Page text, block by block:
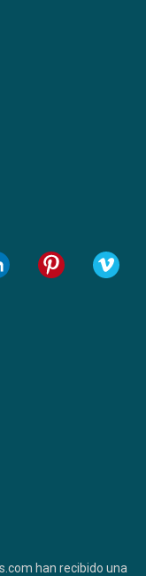
han recibido una